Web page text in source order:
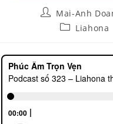
Mai-Anh
Liahona